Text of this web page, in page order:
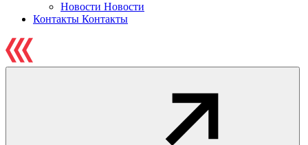
Новости Новости
Контакты Контакты